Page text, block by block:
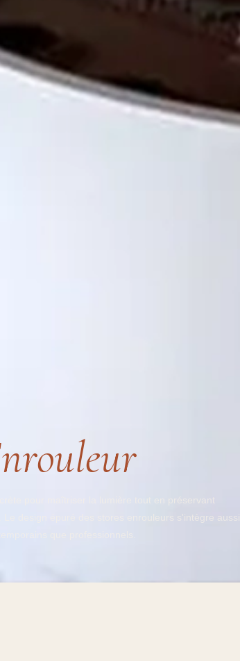
pour maîtriser la lumière tout en préservant
Le design épuré des stores enrouleurs s'intègre aussi
que professionnels.